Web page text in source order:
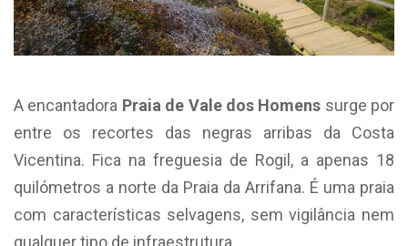
A encantadora Praia de Vale dos Homens surge por
entre os recortes das negras arribas da Costa
Vicentina. Fica na freguesia de Rogil, a apenas 18
quilómetros a norte da Praia da Arrifana. É uma praia
com características selvagens, sem vigilância nem
qualquer tipo de infraestrutura.